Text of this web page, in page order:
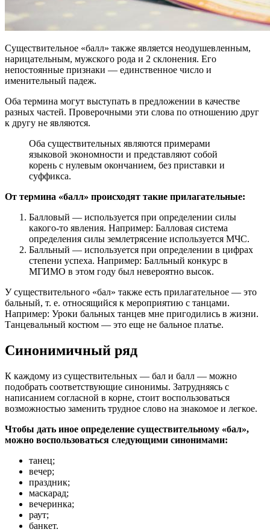
Существительное «балл» также является неодушевленным,
нарицательным, мужского рода и 2 склонения. Его
непостоянные признаки — единственное число и
именительный падеж.
Оба термина могут выступать в предложении в качестве
разных частей. Проверочными эти слова по отношению друг
к другу не являются.
Оба существительных являются примерами
языковой экономности и представляют собой
корень с нулевым окончанием, без приставки и
суффикса.
От термина «балл» происходят такие прилагательные:
Балловый — используется при определении силы
какого-то явления. Например: Балловая система
определения силы землетрясение используется МЧС.
Балльный — используется при определении в цифрах
степени успеха. Например: Балльный конкурс в
МГИМО в этом году был невероятно высок.
У существительного «бал» также есть прилагательное — это
бальный, т. е. относящийся к мероприятию с танцами.
Например: Уроки бальных танцев мне пригодились в жизни.
Танцевальный костюм — это еще не бальное платье.
Синонимичный ряд
К каждому из существительных — бал и балл — можно
подобрать соответствующие синонимы. Затрудняясь с
написанием согласной в корне, стоит воспользоваться
возможностью заменить трудное слово на знакомое и легкое.
Чтобы дать иное определение существительному «бал»,
можно воспользоваться следующими синонимами:
танец;
вечер;
праздник;
маскарад;
вечеринка;
раут;
банкет.